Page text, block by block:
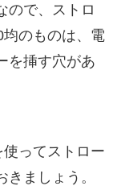
ので、ストロ
のものは、電
を挿す穴があ
ってストロー
ましょう。